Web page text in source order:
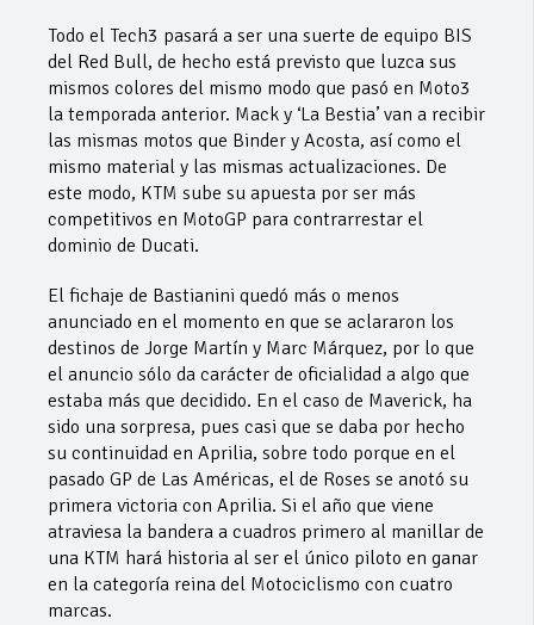
Todo el Tech3 pasará a ser una suerte de equipo BIS
del Red Bull, de hecho está previsto que luzca sus
mismos colores del mismo modo que pasó en Moto3
la temporada anterior. Mack y ‘La Bestia’ van a recibir
las mismas motos que Binder y Acosta, así como el
mismo material y las mismas actualizaciones. De
este modo, KTM sube su apuesta por ser más
competitivos en MotoGP para contrarrestar el
dominio de Ducati.
El fichaje de Bastianini quedó más o menos
anunciado en el momento en que se aclararon los
destinos de Jorge Martín y Marc Márquez, por lo que
el anuncio sólo da carácter de oficialidad a algo que
estaba más que decidido. En el caso de Maverick, ha
sido una sorpresa, pues casi que se daba por hecho
su continuidad en Aprilia, sobre todo porque en el
pasado GP de Las Américas, el de Roses se anotó su
primera victoria con Aprilia. Si el año que viene
atraviesa la bandera a cuadros primero al manillar de
una KTM hará historia al ser el único piloto en ganar
en la categoría reina del Motociclismo con cuatro
marcas.